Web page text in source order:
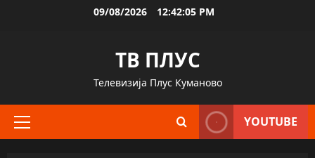
09/08/2026 12:42:05 PM
ТВ ПЛУС
Телевизија Плус Куманово
Primary
YOUTUBE